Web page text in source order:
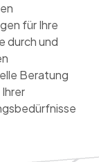
für Ihre
durch und
Beratung